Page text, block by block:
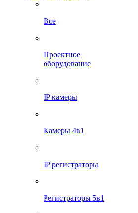
Все
Проектное
оборудование
IP камеры
Камеры 4в1
IP регистраторы
Регистраторы 5в1